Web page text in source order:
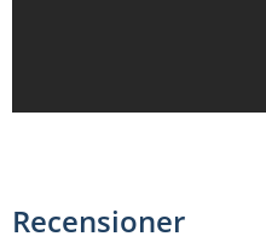
Recensioner